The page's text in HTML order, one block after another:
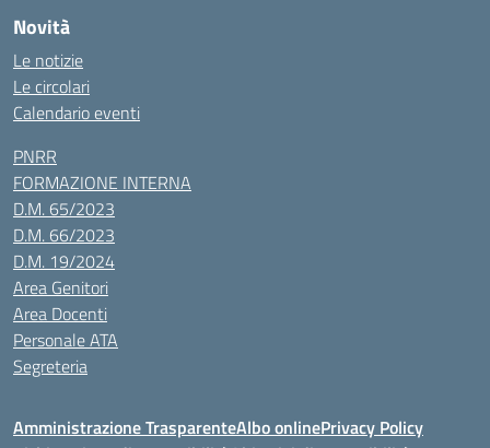
Novità
Le notizie
Le circolari
Calendario eventi
PNRR
FORMAZIONE INTERNA
D.M. 65/2023
D.M. 66/2023
D.M. 19/2024
Area Genitori
Area Docenti
Personale ATA
Segreteria
Amministrazione TrasparenteAlbo onlinePrivacy Policy